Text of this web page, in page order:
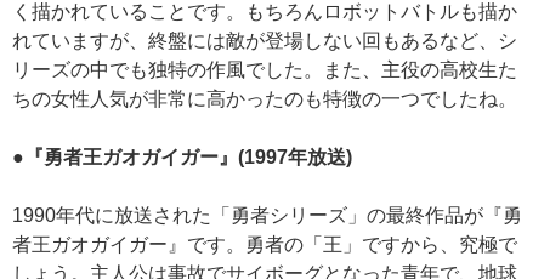
く描かれていることです。もちろんロボットバトルも描か
れていますが、終盤には敵が登場しない回もあるなど、シ
リーズの中でも独特の作風でした。また、主役の高校生た
ちの女性人気が非常に高かったのも特徴の一つでしたね。
●『勇者王ガオガイガー』(1997年放送)
1990年代に放送された「勇者シリーズ」の最終作品が『勇
者王ガオガイガー』です。勇者の「王」ですから、究極で
しょう。主人公は事故でサイボーグとなった青年で、地球